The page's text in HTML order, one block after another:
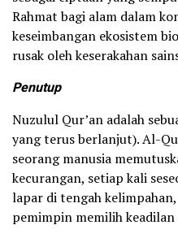
Rahmat bagi alam dalam
keseimbangan ekosistem
rusak oleh keserakahan
Penutup
Nuzulul Qur’an adalah
yang terus berlanjut). Al-
seorang manusia
kecurangan, setiap kali
lapar di tengah
pemimpin memilih keadilan